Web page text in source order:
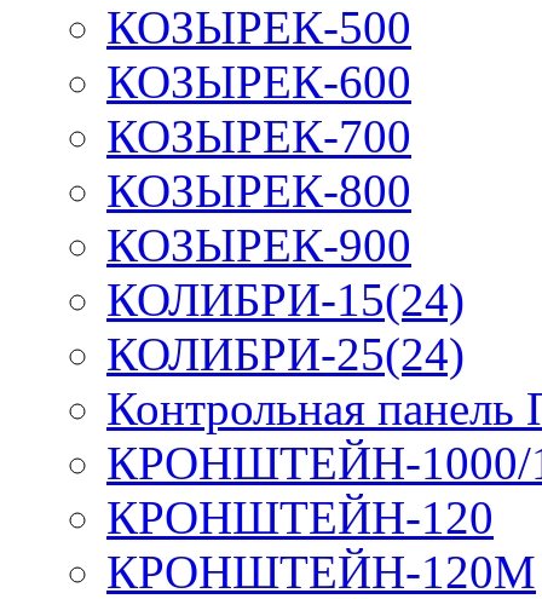
КОЗЫРЕК-500
КОЗЫРЕК-600
КОЗЫРЕК-700
КОЗЫРЕК-800
КОЗЫРЕК-900
КОЛИБРИ-15(24)
КОЛИБРИ-25(24)
Контрольная
КРОНШТЕЙН-1000/
КРОНШТЕЙН-120
КРОНШТЕЙН-120М